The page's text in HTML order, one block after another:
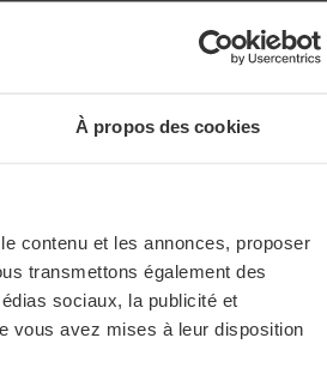
À propos des cookies
contenu et les annonces, proposer
transmettons également des
sociaux, la publicité et
vous avez mises à leur disposition